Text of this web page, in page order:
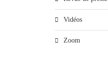
Vidéos
Zoom